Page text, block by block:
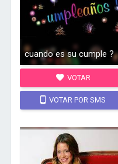
cuando es su cumple ?
VOTAR
VOTAR POR SMS